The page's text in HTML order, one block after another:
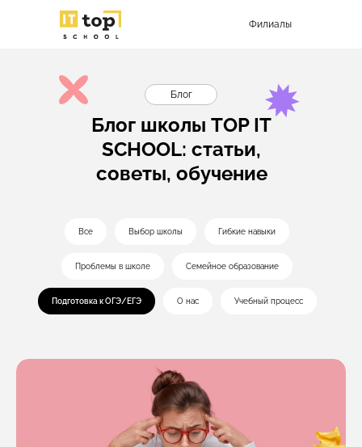
Филиалы
Блог школы TOP IT
SCHOOL: статьи,
советы, обучение
Блог
Все Выбор школы Гибкие навыки
Проблемы в школе Семейное образование
Подготовка к ОГЭ/ЕГЭ О нас Учебный процесс